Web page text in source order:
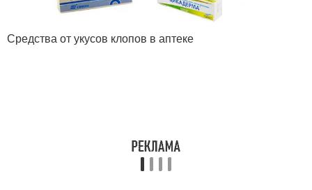
Средства от укусов клопов в аптеке